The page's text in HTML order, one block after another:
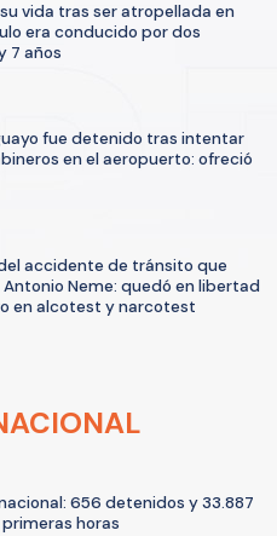
vida tras ser atropellada en
era conducido por dos
7 años
fue detenido tras intentar
en el aeropuerto: ofreció
accidente de tránsito que
Antonio Neme: quedó en libertad
en alcotest y narcotest
656 detenidos y 33.887
horas